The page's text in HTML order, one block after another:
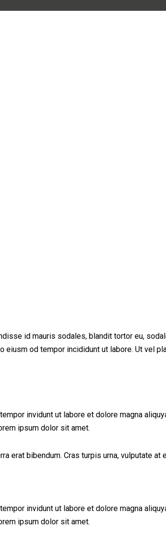
id mauris sodales, blandit tortor eu,
od tempor incididunt ut labore. Ut vel
invidunt ut labore et dolore magna
ipsum dolor sit amet.
erat bibendum. Cras turpis urna, vulputate
invidunt ut labore et dolore magna
ipsum dolor sit amet.